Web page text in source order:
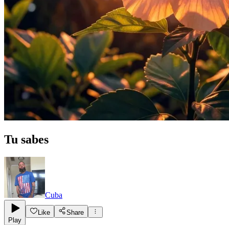
Tu sabes
Cuba
Play
Like Share